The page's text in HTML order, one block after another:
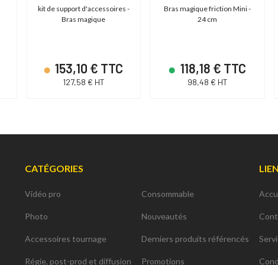
kit de support d'accessoires -
Bras magique
153,10 € TTC
127,58 € HT
Bras magique friction Mini -
24 cm
118,18 € TTC
98,48 € HT
CATÉGORIES
Vidéo pro
Photo
Accessoires tournage
Régie, post-prod et diffusion
Consommable
Nouveautés
Derniers produits référencés
Promotions